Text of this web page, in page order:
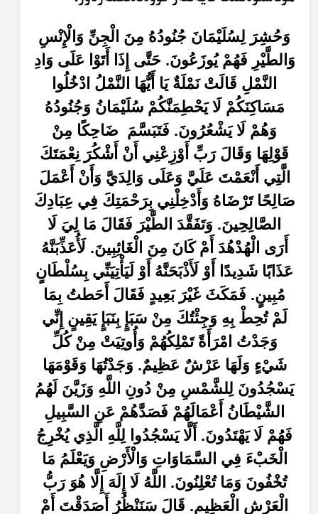
وَحُشِرَ لِسُلَيْمَانَ جُنُودُهُ مِنَ الْجِنِّ وَالْإِنْسِ
وَالطَّيْرِ فَهُمْ يُوزَعُونَ. حَتَّى إِذَا أَتَوْا عَلَى وَادِ
النَّمْلِ قَالَتْ نَمْلَةٌ يَا أَيُّهَا النَّمْلُ ادْخُلُوا
مَسَاكِنَكُمْ لَا يَحْطِمَنَّكُمْ سُلَيْمَانُ وَجُنُودُهُ
وَهُمْ لَا يَشْعُرُونَ. فَتَبَسَّمَ ضَاحِكًا مِنْ
قَوْلِهَا وَقَالَ رَبِّ أَوْزِعْنِي أَنْ أَشْكُرَ نِعْمَتَكَ
الَّتِي أَنْعَمْتَ عَلَيَّ وَعَلَى وَالِدَيَّ وَأَنْ أَعْمَلَ
صَالِحًا تَرْضَاهُ وَأَدْخِلْنِي بِرَحْمَتِكَ فِي عِبَادِكَ
الصَّالِحِينَ. وَتَفَقَّدَ الطَّيْرَ فَقَالَ مَا لِيَ لَا
أَرَى الْهُدْهُدَ أَمْ كَانَ مِنَ الْغَائِبِينَ. لَأُعَذِّبَنَّهُ
عَذَابًا شَدِيدًا أَوْ لَأَذْبَحَنَّهُ أَوْ لَيَأْتِيَنِّي بِسُلْطَانٍ
مُبِينٍ. فَمَكَثَ غَيْرَ بَعِيدٍ فَقَالَ أَحَطتُ بِمَا
لَمْ تُحِطْ بِهِ وَجِئْتُكَ مِنْ سَبَإٍ بِنَبَإٍ يَقِينٍ إِنِّي
وَجَدْتُ امْرَأَةً تَمْلِكُهُمْ وَأُوتِيَتْ مِنْ كُلِّ
شَيْءٍ وَلَهَا عَرْشٌ عَظِيمٌ. وَجَدْتُهَا وَقَوْمَهَا
يَسْجُدُونَ لِلشَّمْسِ مِنْ دُونِ اللَّهِ وَزَيَّنَ لَهُمُ
الشَّيْطَانُ أَعْمَالَهُمْ فَصَدَّهُمْ عَنِ السَّبِيلِ
فَهُمْ لَا يَهْتَدُونَ. أَلَّا يَسْجُدُوا لِلَّهِ الَّذِي يُخْرِجُ
الْخَبْءَ فِي السَّمَاوَاتِ وَالْأَرْضِ وَيَعْلَمُ مَا
تُخْفُونَ وَمَا تُعْلِنُونَ. اللَّهُ لَا إِلَهَ إِلَّا هُوَ رَبُّ
الْعَرْشِ الْعَظِيمِ. قَالَ سَنَنْظُرُ أَصَدَقْتَ أَمْ